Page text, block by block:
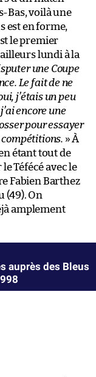
Bas, voilà une
est en forme,
le premier
lundi à la
une Coupe
Le fait de ne
j’étais un peu
encore une
pour essayer
» À
étant tout de
Téfécé avec le
Fabien Barthez
(49). On
amplement
auprès des Bleus